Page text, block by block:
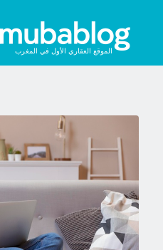
الموقع العقاري الأول في المغرب